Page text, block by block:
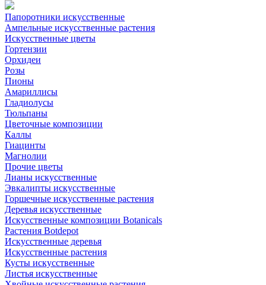
Папоротники искусственные
Ампельные искусственные растения
Искусственные цветы
Гортензии
Орхидеи
Розы
Пионы
Амариллисы
Гладиолусы
Тюльпаны
Цветочные композиции
Каллы
Гиацинты
Магнолии
Прочие цветы
Лианы искусственные
Эвкалипты искусственные
Горшечные искусственные растения
Деревья искусственные
Искусственные композиции Botanicals
Растения Botdepot
Искусственные деревья
Искусственные растения
Кусты искусственные
Листья искусственные